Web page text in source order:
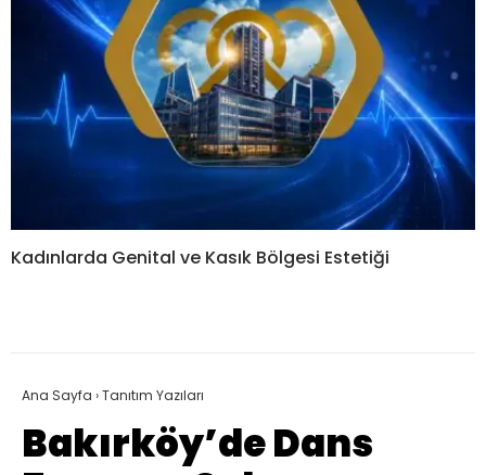
Kadınlarda Genital ve Kasık Bölgesi Estetiği
Ana Sayfa ›Tanıtım Yazıları
Bakırköy’de Dans